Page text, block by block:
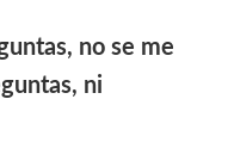
no se me
ni